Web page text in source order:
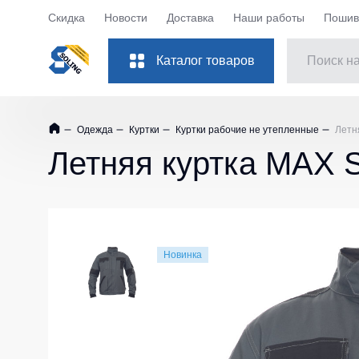
Скидка Новости Доставка Наши работы Пошив
Каталог товаров
Куртки
Куртки
Куртки
Куртки
Куртки
Куртки
Обувь
Защита глаз
Защита слуха
Одежда Куртки Куртки рабочие не утепленные
Летняя куртка MAX
Новинка